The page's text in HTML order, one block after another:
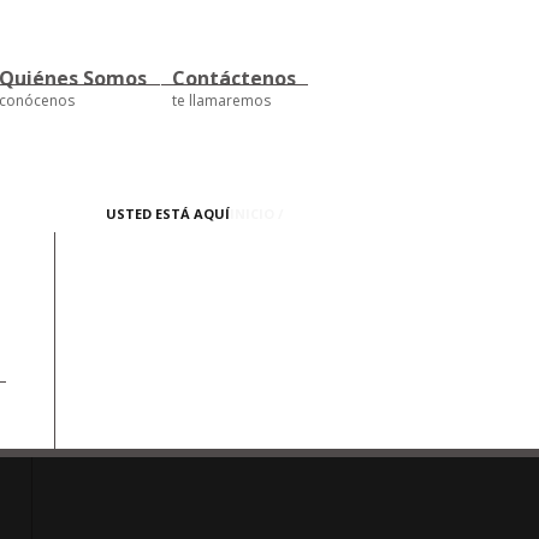
Quiénes Somos
conócenos
Contáctenos
te llamaremos
USTED ESTÁ AQUÍ